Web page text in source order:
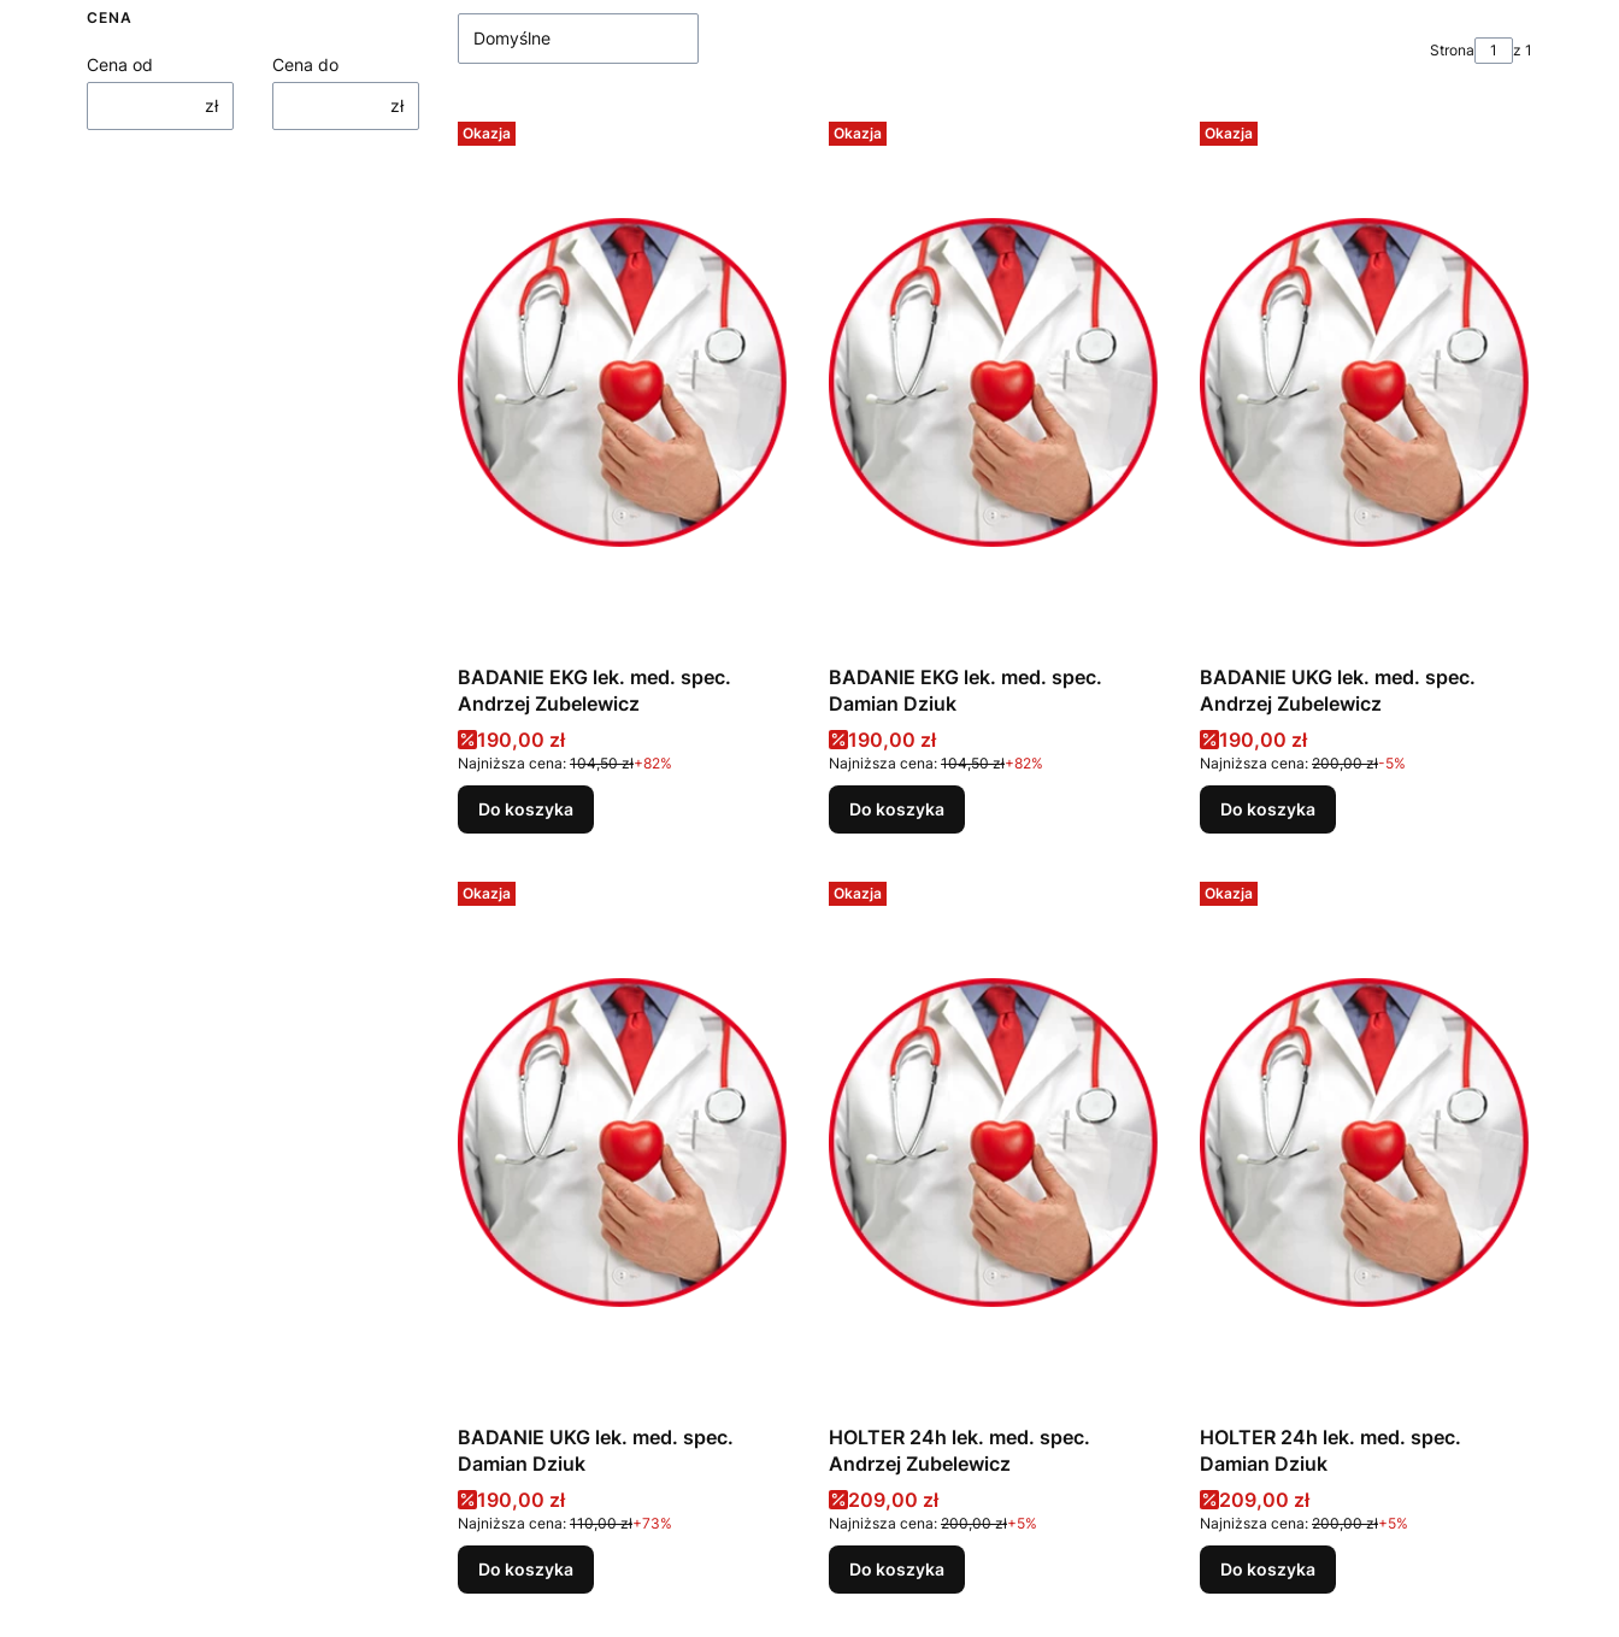
CENA
Cena od
zł
Cena do
zł
Domyślne
Strona z 1
Okazja
BADANIE EKG lek. med. spec.
Andrzej Zubelewicz
Cena promocyjna
190,00 zł
Najniższa cena: 104,50 zł+82%
Do koszyka
Okazja
BADANIE EKG lek. med. spec.
Damian Dziuk
Cena promocyjna
190,00 zł
Najniższa cena: 104,50 zł+82%
Do koszyka
Okazja
BADANIE UKG lek. med. spec.
Andrzej Zubelewicz
Cena promocyjna
190,00 zł
Najniższa cena: 200,00 zł-5%
Do koszyka
Okazja
BADANIE UKG lek. med. spec.
Damian Dziuk
Cena promocyjna
190,00 zł
Najniższa cena: 110,00 zł+73%
Do koszyka
Okazja
HOLTER 24h lek. med. spec.
Andrzej Zubelewicz
Cena promocyjna
209,00 zł
Najniższa cena: 200,00 zł+5%
Do koszyka
Okazja
HOLTER 24h lek. med. spec.
Damian Dziuk
Cena promocyjna
209,00 zł
Najniższa cena: 200,00 zł+5%
Do koszyka